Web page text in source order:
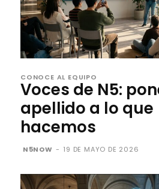
CONOCE AL EQUIPO
Voces de N5:
apellido a lo que
hacemos
N5NOW - 19 DE MAYO DE 2026